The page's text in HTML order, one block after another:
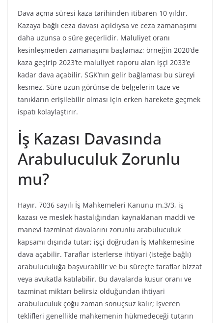
Dava açma süresi kaza tarihinden itibaren 10 yıldır.
Kazaya bağlı ceza davası açıldıysa ve ceza zamanaşımı
daha uzunsa o süre geçerlidir. Maluliyet oranı
kesinleşmeden zamanaşımı başlamaz; örneğin 2020’de
kaza geçirip 2023’te maluliyet raporu alan işçi 2033’e
kadar dava açabilir. SGK’nın gelir bağlaması bu süreyi
kesmez. Süre uzun görünse de belgelerin taze ve
tanıkların erişilebilir olması için erken harekete geçmek
ispatı kolaylaştırır.
İş Kazası Davasında
Arabuluculuk Zorunlu
mu?
Hayır. 7036 sayılı İş Mahkemeleri Kanunu m.3/3, iş
kazası ve meslek hastalığından kaynaklanan maddi ve
manevi tazminat davalarını zorunlu arabuluculuk
kapsamı dışında tutar; işçi doğrudan İş Mahkemesine
dava açabilir. Taraflar isterlerse ihtiyari (isteğe bağlı)
arabuluculuğa başvurabilir ve bu süreçte taraflar bizzat
veya avukatla katılabilir. Bu davalarda kusur oranı ve
tazminat miktarı belirsiz olduğundan ihtiyari
arabuluculuk çoğu zaman sonuçsuz kalır; işveren
teklifleri genellikle mahkemenin hükmedeceği tutarın